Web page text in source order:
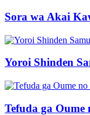
Sora wa Akai
Yoroi Shinden
Tefuda ga Oume